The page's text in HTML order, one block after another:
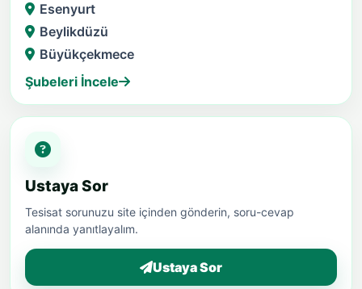
Esenyurt
Beylikdüzü
Büyükçekmece
Şubeleri İncele
Ustaya Sor
Tesisat sorunuzu site içinden gönderin, soru-cevap
alanında yanıtlayalım.
Ustaya Sor